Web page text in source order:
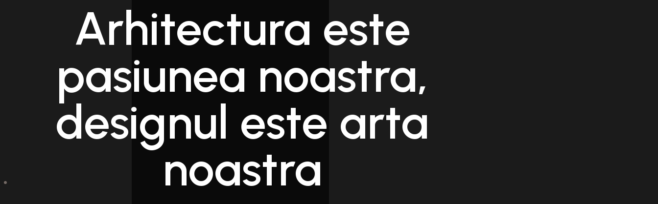
Arhitectura este
pasiunea noastra,
designul este arta
noastra